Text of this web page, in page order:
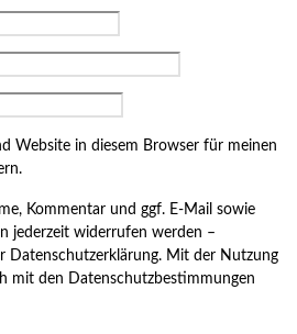
Website in diesem Browser für meinen
Kommentar und ggf. E-Mail sowie
jederzeit widerrufen werden –
Datenschutzerklärung. Mit der Nutzung
mit den Datenschutzbestimmungen